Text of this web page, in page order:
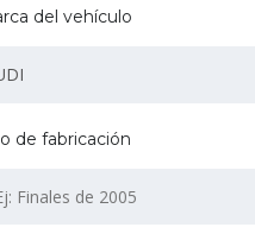
del vehículo
de fabricación